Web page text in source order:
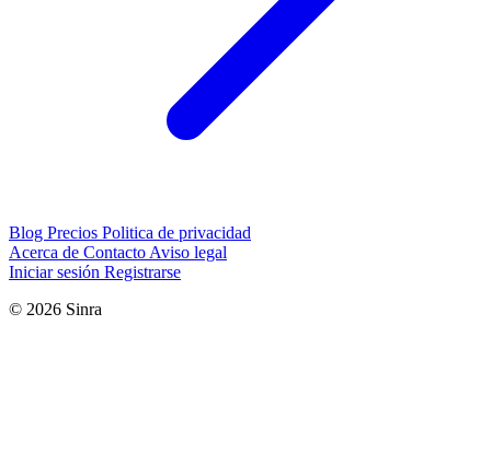
Blog Precios Politica de privacidad
Acerca de Contacto Aviso legal
Iniciar sesión Registrarse
© 2026 Sinra